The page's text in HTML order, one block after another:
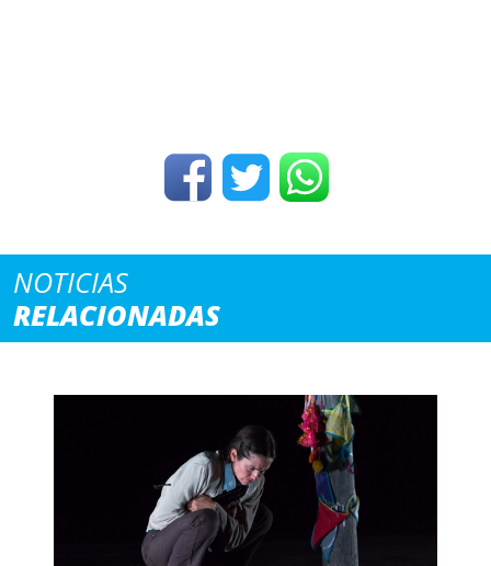
NOTICIAS
RELACIONADAS